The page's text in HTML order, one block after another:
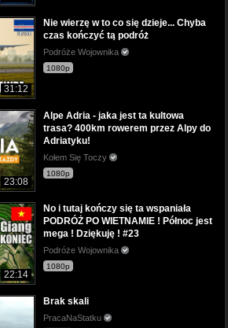
31:12
Nie wierzę w to co się dzieje... Chyba
czas kończyć tą podróż
Podróże Wojownika
1080p
23:08
Alpe Adria - jaka jest ta kultowa
trasa? 400km rowerem przez Alpy do
Adriatyku!
Kołem Się Toczy
1080p
22:14
No i tutaj kończy się ta wspaniała
PODRÓŻ PO WIETNAMIE ! Północ jest
mega ! Dziękuję ! #23
Podróże Wojownika
1080p
Brak skali
PracaNaStatku